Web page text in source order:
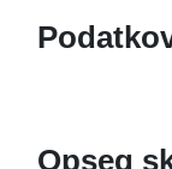
Opseg